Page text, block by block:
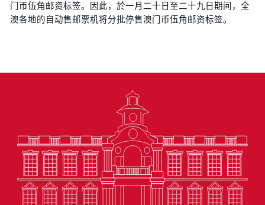
门币伍角邮资标签。因此，於一月二十日至二十九日期间，全
澳各地的自动售邮票机将分批停售澳门币伍角邮资标签。